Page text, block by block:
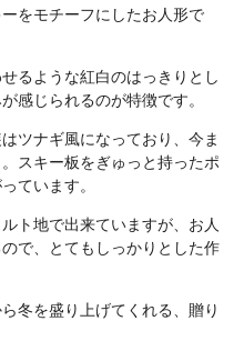
をモチーフにしたお人形で
るような紅白のはっきりとし
感じられるのが特徴です。
ツナギ風になっており、今ま
スキー板をぎゅっと持ったポ
ています。
ト地で出来ていますが、お人
で、とてもしっかりとした作
冬を盛り上げてくれる、贈り